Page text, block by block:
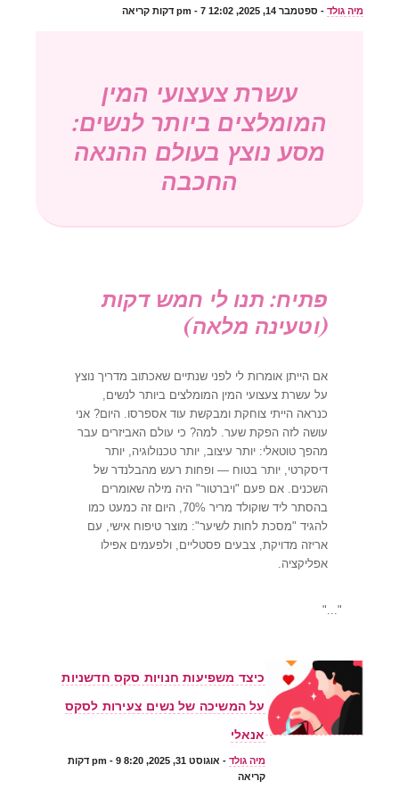
מיה גולד - ספטמבר 14, 2025, 12:02 pm - 7 דקות קריאה
עשרת צעצועי המין
המומלצים ביותר לנשים:
מסע נוצץ בעולם ההנאה
החכבה
פתיח: תנו לי חמש דקות
(וטעינה מלאה)
אם הייתן אומרות לי לפני שנתיים שאכתוב מדריך נוצץ
על עשרת צעצועי המין המומלצים ביותר לנשים,
כנראה הייתי צוחקת ומבקשת עוד אספרסו. היום? אני
עושה לזה הפקת שער. למה? כי עולם האביזרים עבר
מהפך טוטאלי: יותר עיצוב, יותר טכנולוגיה, יותר
דיסקרטי, יותר בטוח — ופחות רעש מהבלנדר של
השכנים. אם פעם "ויברטור" היה מילה שאומרים
בהסתר ליד שוקולד מריר 70%, היום זה כמעט כמו
להגיד "מסכת לחות לשיער": מוצר טיפוח אישי, עם
אריזה מדויקת, צבעים פסטליים, ולפעמים אפילו
אפליקציה.
"..."
כיצד משפיעות חנויות סקס חדשניות
על המשיכה של נשים צעירות לסקס
אנאלי
מיה גולד - אוגוסט 31, 2025, 8:20 pm
- 9 דקות
קריאה